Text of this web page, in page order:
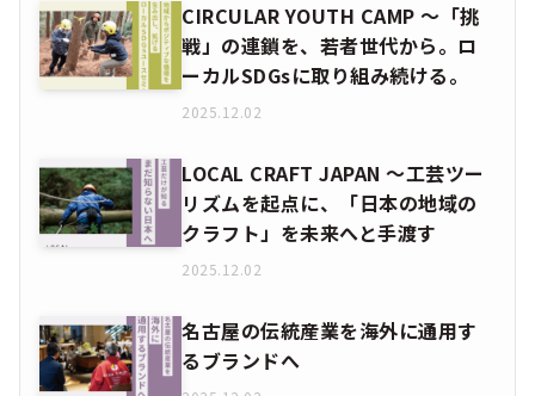
CIRCULAR YOUTH CAMP ～「挑
戦」の連鎖を、若者世代から。ロ
ーカルSDGsに取り組み続ける。
2025.12.02
LOCAL CRAFT JAPAN ～工芸ツー
リズムを起点に、「日本の地域の
クラフト」を未来へと手渡す
2025.12.02
名古屋の伝統産業を海外に通用す
るブランドへ